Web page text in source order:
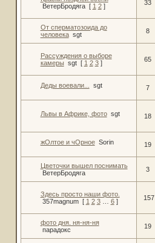
ВетерБродяга [ 1 2 ] 33
От сперматозоида до
человека sgt 8
Рассуждения о выборе
камеры sgt [ 1 2 3 ] 65
Деды воевали... sgt 7
Львы в Африке, фото sgt 18
жОлтое и чОрное Sorin 19
Цветочки вышел поснимать
ВетерБродяга
3
Здесь просто наши фото.
357magnum [ 1 2 3 6 ] 157
фото дня. ня-ня-ня
парадокс
19